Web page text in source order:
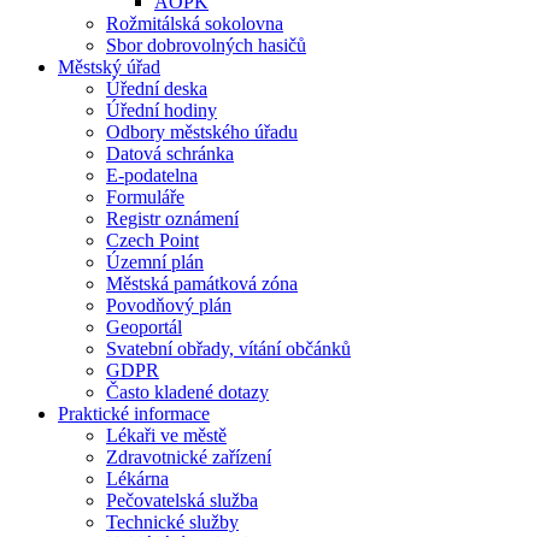
Rožmitálská sokolovna
Sbor dobrovolných hasičů
Městský úřad
Úřední deska
Úřední hodiny
Odbory městského úřadu
Datová schránka
E-podatelna
Formuláře
Registr oznámení
Czech Point
Územní plán
Městská památková zóna
Povodňový plán
Geoportál
Svatební obřady, vítání občánků
GDPR
Často kladené dotazy
Praktické informace
Lékaři ve městě
Zdravotnické zařízení
Lékárna
Pečovatelská služba
Technické služby